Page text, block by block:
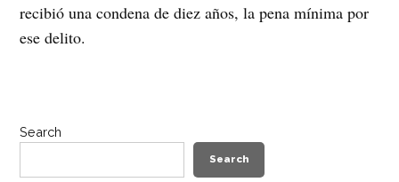
recibió una condena de diez años, la pena mínima por
ese delito.
Search
Search